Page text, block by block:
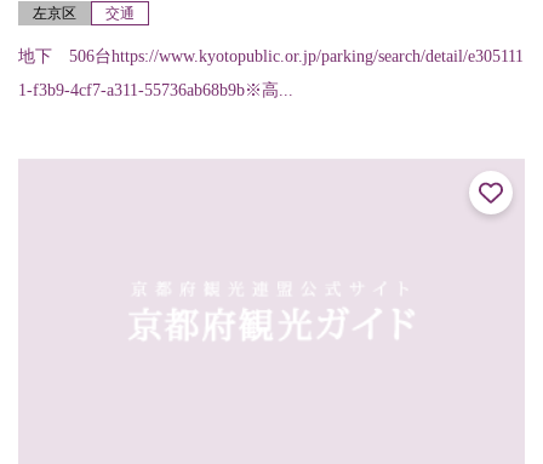
左京区 交通
地下 506台https://www.kyotopublic.or.jp/parking/search/detail/e305111
1-f3b9-4cf7-a311-55736ab68b9b※高...